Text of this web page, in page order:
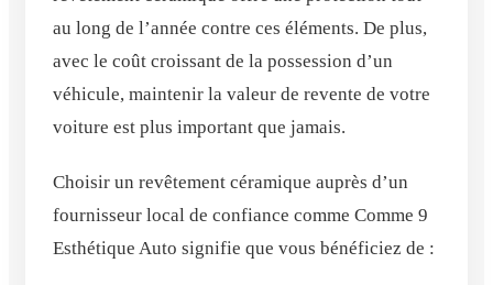
au long de l’année contre ces éléments. De plus,
avec le coût croissant de la possession d’un
véhicule, maintenir la valeur de revente de votre
voiture est plus important que jamais.
Choisir un revêtement céramique auprès d’un
fournisseur local de confiance comme Comme 9
Esthétique Auto signifie que vous bénéficiez de :